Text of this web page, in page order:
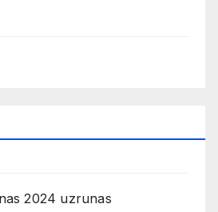
2024 uzrunas